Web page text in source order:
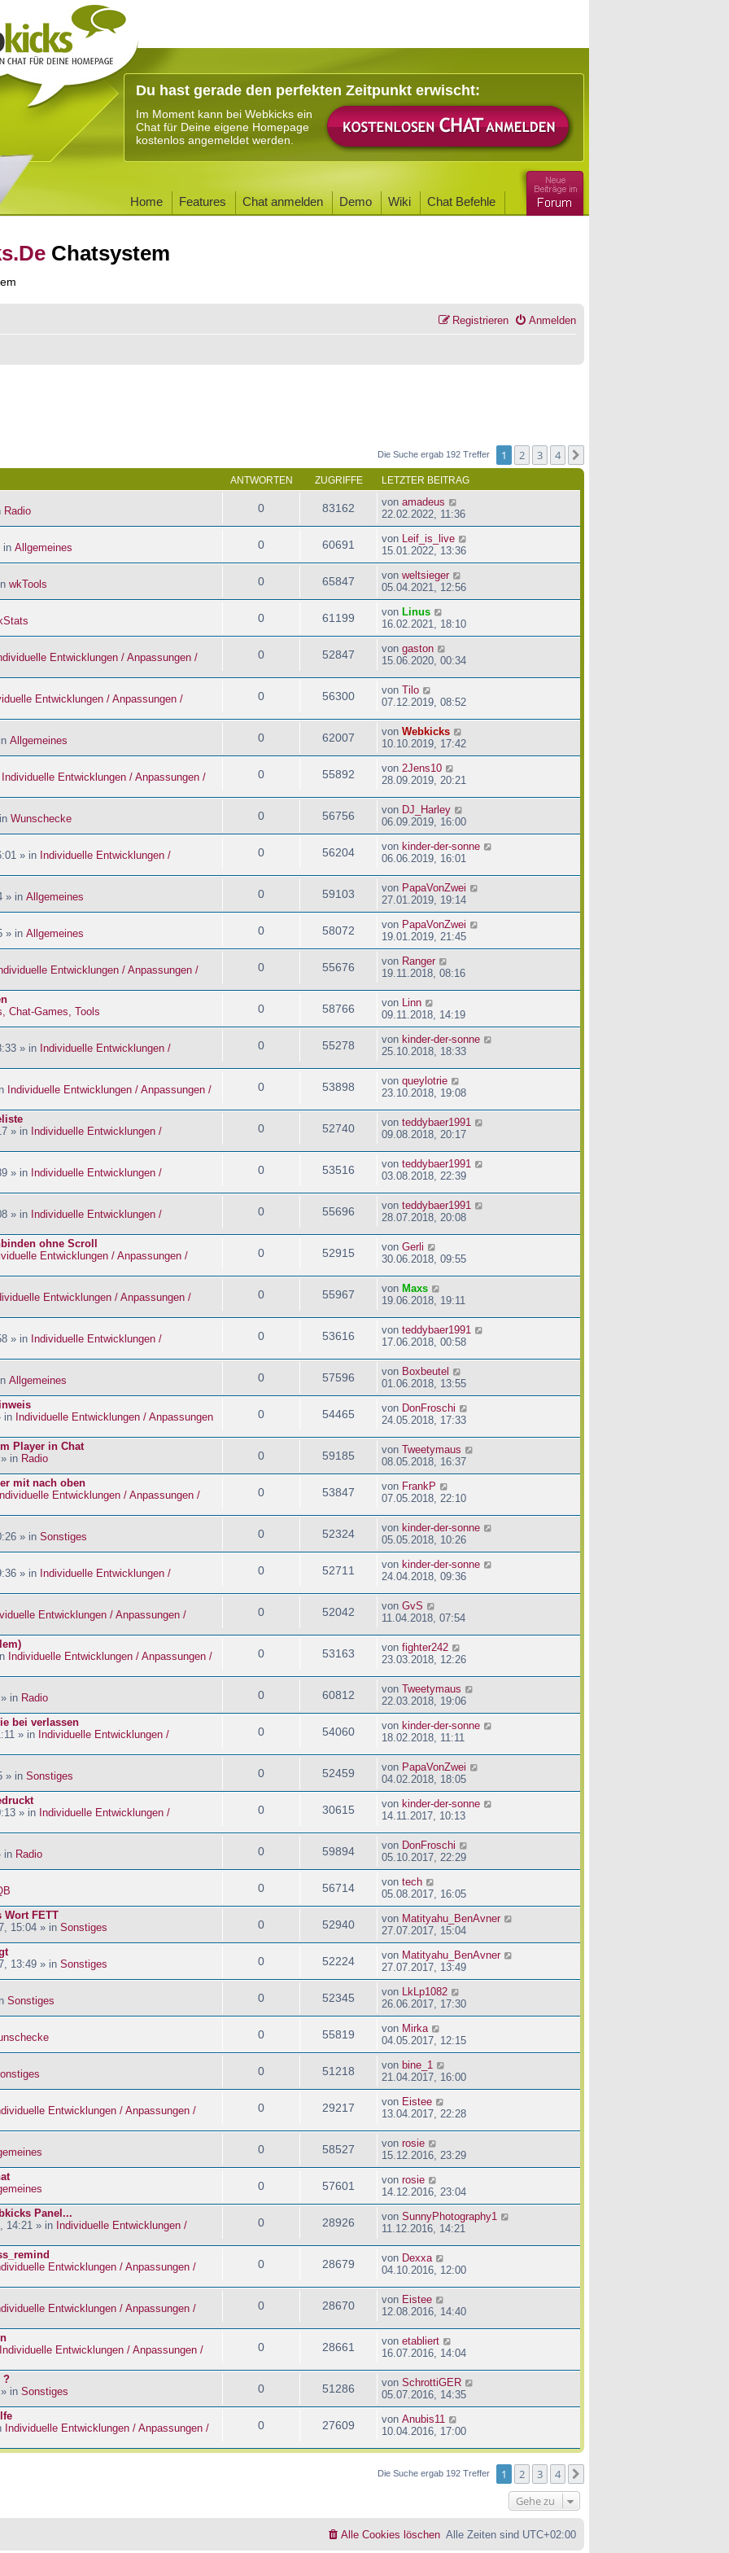
Du hast gerade den perfekten Zeitpunkt erwischt:
Im Moment kann bei Webkicks ein
Chat für Deine eigene Homepage
kostenlos angemeldet werden.
Home Features Chat anmelden Demo Wiki Chat Befehle
Chatsystem
Anmelden
Registrieren
Die Suche ergab 192 Treffer 1 2 3 4
ANTWORTEN ZUGRIFFE LETZTER BEITRAG
Radio 0 83162 von amadeus
22.02.2022, 11:36
in Allgemeines 0 60691 von
Leif_is_live
15.01.2022, 13:36
wkTools 0 65847 von weltsieger
05.04.2021, 12:56
0 61199 von Linus
16.02.2021, 18:10
Entwicklungen / Anpassungen /
0 52847 von gaston
15.06.2020, 00:34
Entwicklungen / Anpassungen /
0 56300 von Tilo
07.12.2019, 08:52
Allgemeines 0 62007 von Webkicks
10.10.2019, 17:42
Individuelle Entwicklungen / Anpassungen /
0 55892 von 2Jens10
28.09.2019, 20:21
Wunschecke 0 56756 von DJ_Harley
06.09.2019, 16:00
» in Individuelle Entwicklungen /
0 56204 von kinder-der-sonne
06.06.2019, 16:01
» in Allgemeines 0 59103 von PapaVonZwei
27.01.2019, 19:14
» in Allgemeines 0 58072 von PapaVonZwei
19.01.2019, 21:45
Entwicklungen / Anpassungen /
0 55676 von Ranger
19.11.2018, 08:16
Chat-Games, Tools 0 58766 von
Linn
09.11.2018, 14:19
» in Individuelle Entwicklungen /
0 55278 von kinder-der-sonne
25.10.2018, 18:33
Individuelle Entwicklungen / Anpassungen /
0 53898 von queylotrie
23.10.2018, 19:08
» in Individuelle Entwicklungen /
0 52740 von teddybaer1991
09.08.2018, 20:17
» in Individuelle Entwicklungen /
0 53516 von teddybaer1991
03.08.2018, 22:39
» in Individuelle Entwicklungen /
0 55696 von teddybaer1991
28.07.2018, 20:08
ohne Scroll
Entwicklungen / Anpassungen /
0 52915 von Gerli
30.06.2018, 09:55
Entwicklungen / Anpassungen /
0 55967 von Maxs
19.06.2018, 19:11
» in Individuelle Entwicklungen /
0 53616 von teddybaer1991
17.06.2018, 00:58
Allgemeines 0 57596 von Boxbeutel
01.06.2018, 13:55
in Individuelle Entwicklungen / Anpassungen
0 54465 von DonFroschi
24.05.2018, 17:33
Player in Chat
in Radio 0 59185 von Tweetymaus
08.05.2018, 16:37
mit nach oben
Individuelle Entwicklungen / Anpassungen /
0 53847 von FrankP
07.05.2018, 22:10
» in Sonstiges 0 52324 von kinder-der-sonne
05.05.2018, 10:26
» in Individuelle Entwicklungen /
0 52711 von kinder-der-sonne
24.04.2018, 09:36
Entwicklungen / Anpassungen /
0 52042 von GvS
11.04.2018, 07:54
Individuelle Entwicklungen / Anpassungen /
0 53163 von fighter242
23.03.2018, 12:26
in Radio 0 60812 von Tweetymaus
22.03.2018, 19:06
bei verlassen
» in Individuelle Entwicklungen /
0 54060 von kinder-der-sonne
18.02.2018, 11:11
» in Sonstiges 0 52459 von PapaVonZwei
04.02.2018, 18:05
» in Individuelle Entwicklungen /
0 30615 von kinder-der-sonne
14.11.2017, 10:13
in Radio 0 59894 von DonFroschi
05.10.2017, 22:29
0 56714 von tech
05.08.2017, 16:05
Wort FETT
15:04 » in Sonstiges 0 52940 von Matityahu_BenAvner
27.07.2017, 15:04
13:49 » in Sonstiges 0 52224 von Matityahu_BenAvner
27.07.2017, 13:49
Sonstiges 0 52345 von
LkLp1082
26.06.2017, 17:30
0 55819 von Mirka
04.05.2017, 12:15
0 51218 von bine_1
21.04.2017, 16:00
Entwicklungen / Anpassungen /
0 29217 von Eistee
13.04.2017, 22:28
0 58527 von rosie
15.12.2016, 23:29
0 57601 von rosie
14.12.2016, 23:04
Panel...
14:21 » in Individuelle Entwicklungen /
0 28926 von SunnyPhotography1
11.12.2016, 14:21
Entwicklungen / Anpassungen /
0 28679 von Dexxa
04.10.2016, 12:00
Entwicklungen / Anpassungen /
0 28670 von Eistee
12.08.2016, 14:40
Individuelle Entwicklungen / Anpassungen /
0 28661 von etabliert
16.07.2016, 14:04
?
in Sonstiges 0 51286 von SchrottiGER
05.07.2016, 14:35
Individuelle Entwicklungen / Anpassungen /
0 27609 von Anubis11
10.04.2016, 17:00
Die Suche ergab 192 Treffer 1 2 3 4
Gehe zu
Alle Zeiten sind UTC+02:00
Alle Cookies löschen